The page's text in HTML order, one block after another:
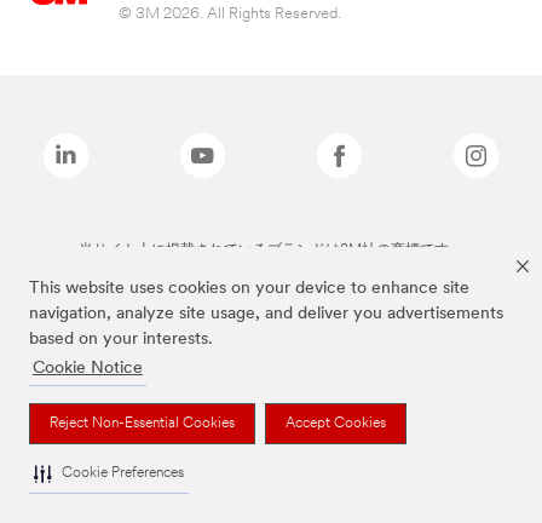
This website uses cookies on your device to enhance site
navigation, analyze site usage, and deliver you advertisements
based on your interests.
Cookie Notice
Reject Non-Essential Cookies Accept Cookies
Cookie Preferences
© 3M 2026. All Rights Reserved.
当サイト上に掲載されているブランドは3M社の商標です。